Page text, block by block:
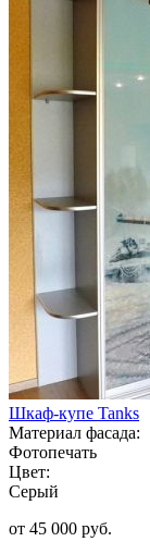
Шкаф-купе Tanks
Материал фасада:
Фотопечать
Цвет:
Серый
от 45 000 руб.